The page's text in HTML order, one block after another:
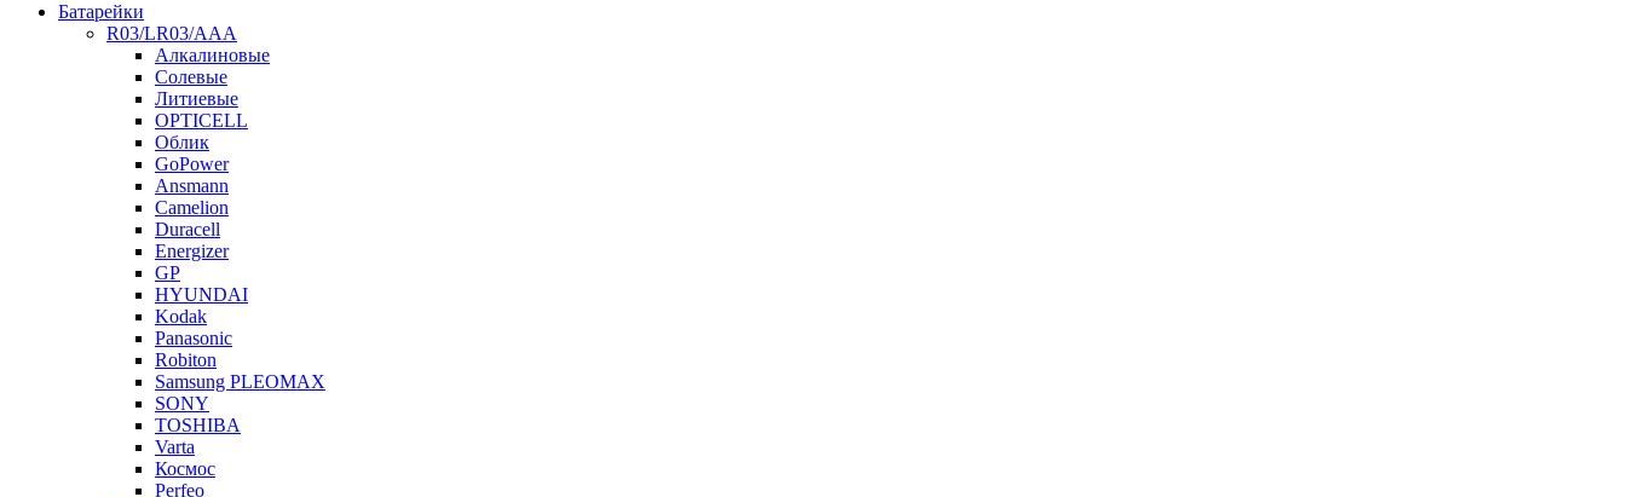
Батарейки
R03/LR03/AAA
Алкалиновые
Солевые
Литиевые
OPTICELL
Облик
GoPower
Ansmann
Camelion
Duracell
Energizer
GP
HYUNDAI
Kodak
Panasonic
Robiton
Samsung PLEOMAX
SONY
TOSHIBA
Varta
Космос
Perfeo